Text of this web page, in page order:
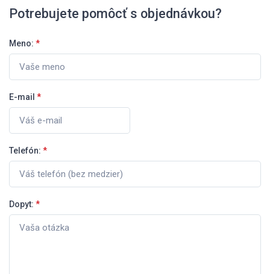
Potrebujete pomôcť s objednávkou?
Meno: *
E-mail *
Telefón: *
Dopyt: *